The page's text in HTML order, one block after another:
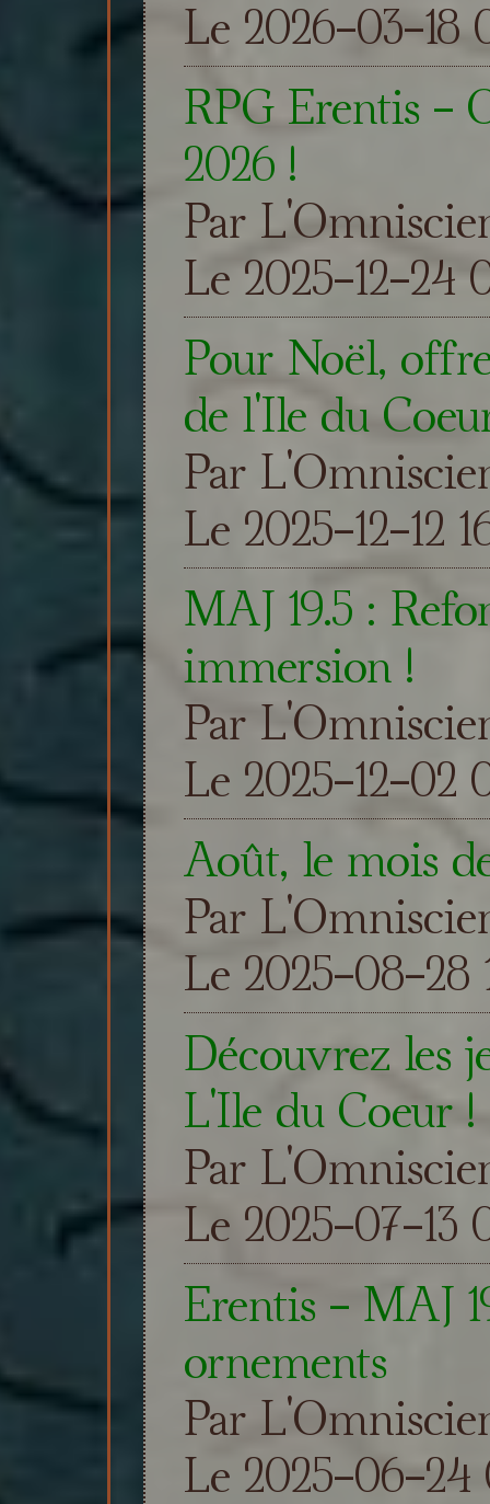
Le 2026-03-18
RPG Erentis -
2026 !
Par
Le 2025-12-24
Pour Noël,
de l'Ile du
Par
Le 2025-12-12
MAJ 19.5 :
immersion !
Par
Le 2025-12-02
Août, le mois
Par
Le 2025-08-28
Découvrez les
L'Ile du Coeur !
Par
Le 2025-07-13
Erentis - MAJ
ornements
Par
Le 2025-06-24